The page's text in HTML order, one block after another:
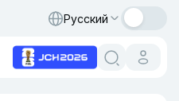
Русский